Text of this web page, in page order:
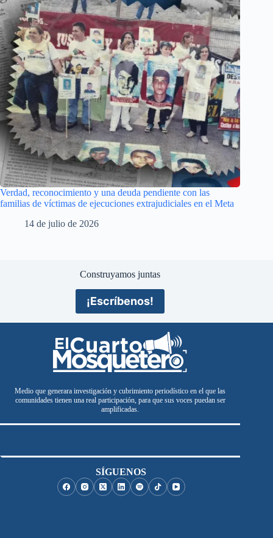
Verdad, reconocimiento y una deuda pendiente con las
familias de víctimas de ejecuciones extrajudiciales en el Meta
14 de julio de 2026
Construyamos juntas
¡Escríbenos!
Medio que generara investigación y cubrimiento periodístico en el que las
comunidades tienen una real participación, para que sus voces puedan ser
amplificadas.
SÍGUENOS